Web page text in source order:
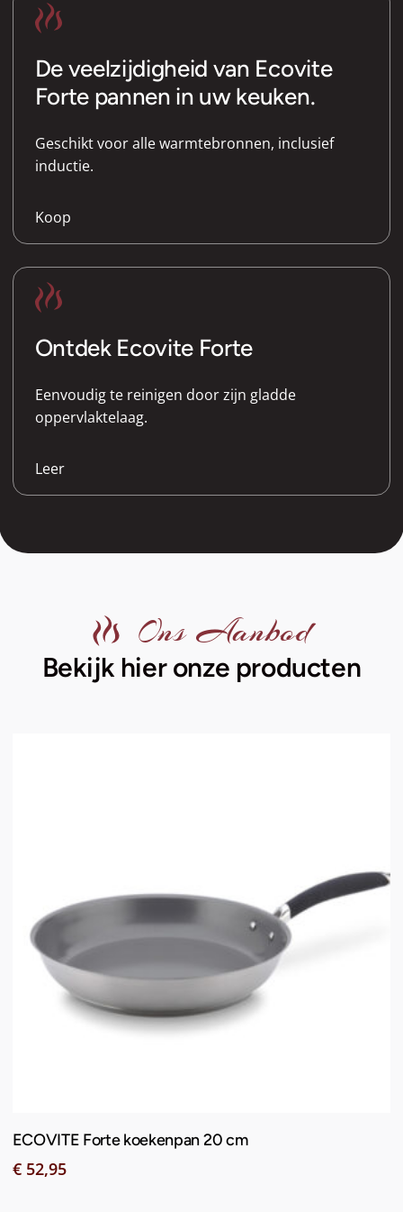
De veelzijdigheid van Ecovite
Forte pannen in uw keuken.
Geschikt voor alle warmtebronnen, inclusief
inductie.
Koop
Ontdek Ecovite Forte
Eenvoudig te reinigen door zijn gladde
oppervlaktelaag.
Leer
Ons Aanbod
Bekijk hier onze producten
Toevoegen Aan Winkelwagen
ECOVITE Forte koekenpan 20 cm
€52,95